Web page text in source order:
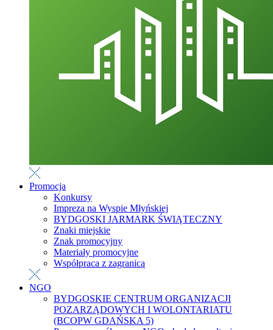
Promocja
Konkursy
Impreza na Wyspie Młyńskiej
BYDGOSKI JARMARK ŚWIĄTECZNY
Znaki miejskie
Znak promocyjny
Materiały promocyjne
Współpraca z zagranicą
NGO
BYDGOSKIE CENTRUM ORGANIZACJI
POZARZĄDOWYCH I WOLONTARIATU
(BCOPW GDAŃSKA 5)